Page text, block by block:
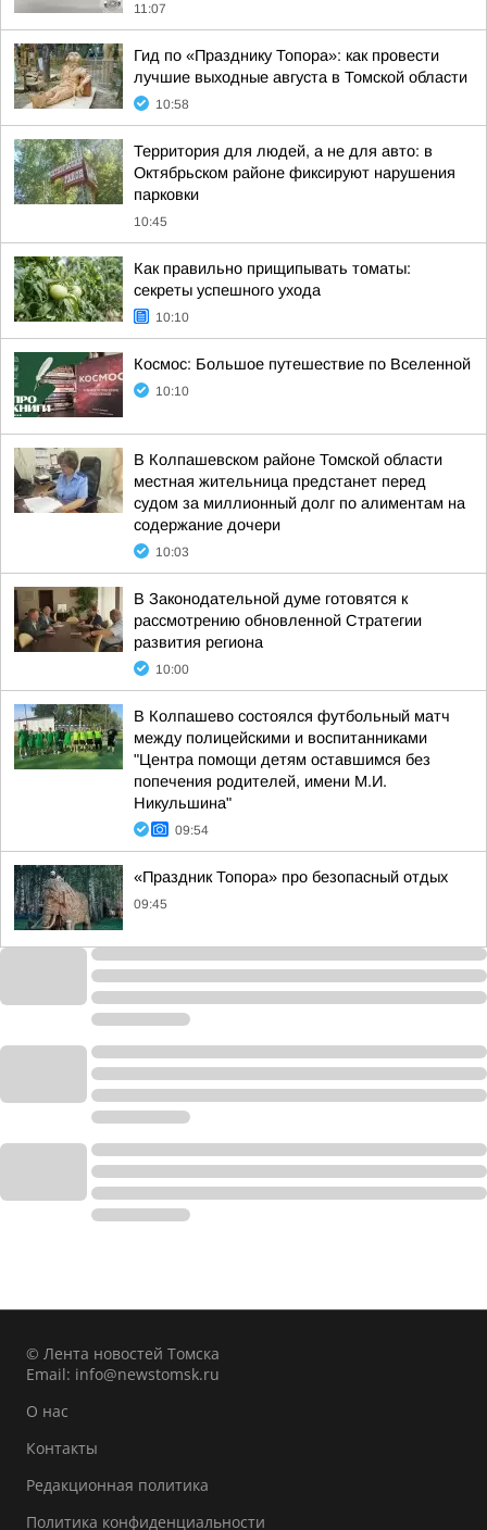
11:07
Гид по «Празднику Топора»: как провести
лучшие выходные августа в Томской области
10:58
Территория для людей, а не для авто: в
Октябрьском районе фиксируют нарушения
парковки
10:45
Как правильно прищипывать томаты:
секреты успешного ухода
10:10
Космос: Большое путешествие по Вселенной
10:10
В Колпашевском районе Томской области
местная жительница предстанет перед
судом за миллионный долг по алиментам на
содержание дочери
10:03
В Законодательной думе готовятся к
рассмотрению обновленной Стратегии
развития региона
10:00
В Колпашево состоялся футбольный матч
между полицейскими и воспитанниками
"Центра помощи детям оставшимся без
попечения родителей, имени М.И.
Никульшина"
09:54
«Праздник Топора» про безопасный отдых
09:45
© Лента новостей Томска
Email: info@newstomsk.ru
О нас
Контакты
Редакционная политика
Политика конфиденциальности